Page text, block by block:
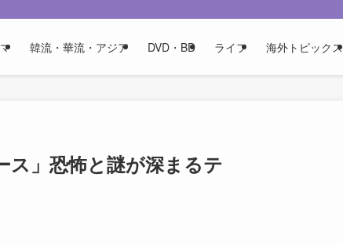
韓流・華流・アジア DVD・BD ライフ 海外トピックス
」恐怖と謎が深まるテ